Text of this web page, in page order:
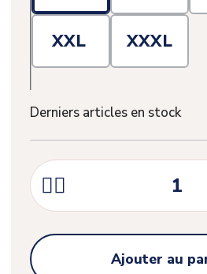
XXL XXXL
Derniers articles en stock

Ajouter au